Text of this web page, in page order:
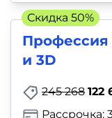
и 3D
245 268 122
Рассрочка:
Скидка 50%